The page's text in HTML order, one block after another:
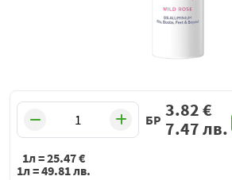
БР 3.82€
7.47лв.
1л =25.47€
1л =49.81лв.